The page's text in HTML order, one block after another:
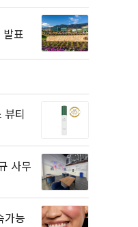
표
뷰티
사무
가능